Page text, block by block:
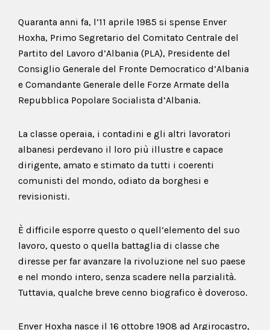
Quaranta anni fa, l’11 aprile 1985 si spense Enver
Hoxha, Primo Segretario del Comitato Centrale del
Partito del Lavoro d’Albania (PLA), Presidente del
Consiglio Generale del Fronte Democratico d’Albania
e Comandante Generale delle Forze Armate della
Repubblica Popolare Socialista d’Albania.
La classe operaia, i contadini e gli altri lavoratori
albanesi perdevano il loro più illustre e capace
dirigente, amato e stimato da tutti i coerenti
comunisti del mondo, odiato da borghesi e
revisionisti.
È difficile esporre questo o quell’elemento del suo
lavoro, questo o quella battaglia di classe che
diresse per far avanzare la rivoluzione nel suo paese
e nel mondo intero, senza scadere nella parzialità.
Tuttavia, qualche breve cenno biografico è doveroso.
Enver Hoxha nasce il 16 ottobre 1908 ad Argirocastro,